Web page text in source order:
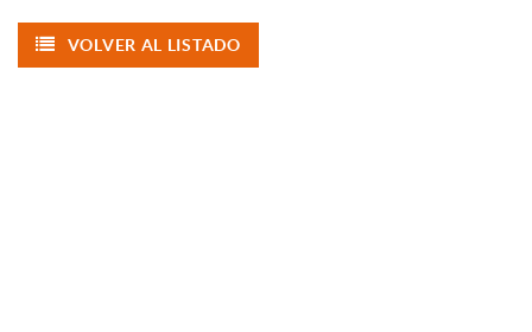
VOLVER AL LISTADO